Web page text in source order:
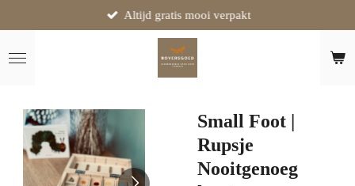
direct
naar
de
Altijd gratis mooi verpakt
Small Foot |
Rupsje
Nooitgenoeg